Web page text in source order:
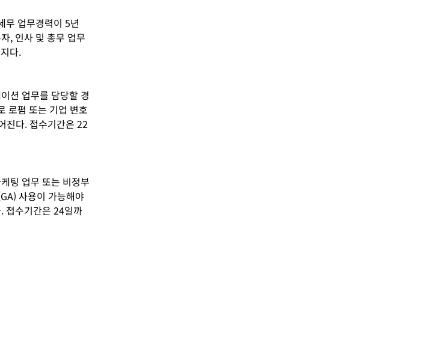
무 업무경력이 5년
, 인사 및 총무 업무
다.
션 업무를 담당할 경
로펌 또는 기업 변호
진다. 접수기간은 22
팅 업무 또는 비정부
사용이 가능해야
접수기간은 24일까